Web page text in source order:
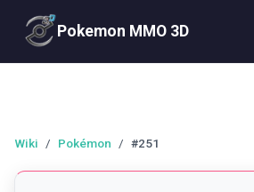
Pokemon MMO 3D
Wiki / Pokémon / #251